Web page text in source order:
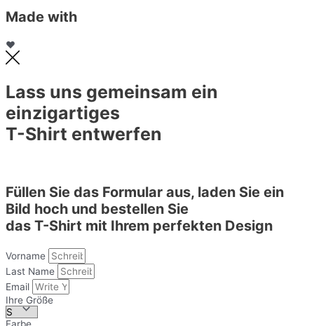
Made with
❤
Lass uns gemeinsam ein
einzigartiges
T-Shirt entwerfen
Füllen Sie das Formular aus, laden Sie ein
Bild hoch und bestellen Sie
das T-Shirt mit Ihrem perfekten Design
Vorname
Last Name
Email
Ihre Größe